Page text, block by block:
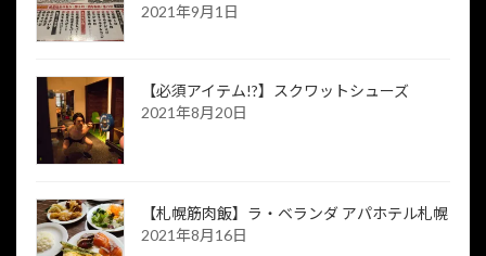
2021年9月1日
【必須アイテム!?】スクワットシューズ
2021年8月20日
【札幌筋肉飯】ラ・ベランダ アパホテル札幌
2021年8月16日